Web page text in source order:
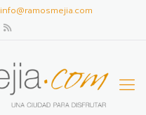
info@ramosmejia.com